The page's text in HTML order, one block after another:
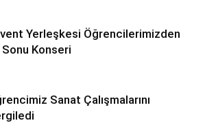
Yerleşkesi Öğrencilerimizden
Sonu Konseri
Sanat Çalışmalarını